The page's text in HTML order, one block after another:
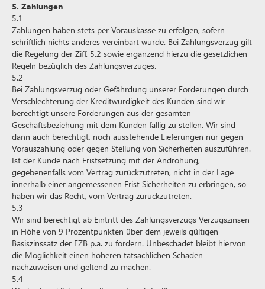
5. Zahlungen
5.1
Zahlungen haben stets per Vorauskasse zu erfolgen, sofern
schriftlich nichts anderes vereinbart wurde. Bei Zahlungsverzug gilt
die Regelung der Ziff. 5.2 sowie ergänzend hierzu die gesetzlichen
Regeln bezüglich des Zahlungsverzuges.
5.2
Bei Zahlungsverzug oder Gefährdung unserer Forderungen durch
Verschlechterung der Kreditwürdigkeit des Kunden sind wir
berechtigt unsere Forderungen aus der gesamten
Geschäftsbeziehung mit dem Kunden fällig zu stellen. Wir sind
dann auch berechtigt, noch ausstehende Lieferungen nur gegen
Vorauszahlung oder gegen Stellung von Sicherheiten auszuführen.
Ist der Kunde nach Fristsetzung mit der Androhung,
gegebenenfalls vom Vertrag zurückzutreten, nicht in der Lage
innerhalb einer angemessenen Frist Sicherheiten zu erbringen, so
haben wir das Recht, vom Vertrag zurückzutreten.
5.3
Wir sind berechtigt ab Eintritt des Zahlungsverzugs Verzugszinsen
in Höhe von 9 Prozentpunkten über dem jeweils gültigen
Basiszinssatz der EZB p.a. zu fordern. Unbeschadet bleibt hiervon
die Möglichkeit einen höheren tatsächlichen Schaden
nachzuweisen und geltend zu machen.
5.4